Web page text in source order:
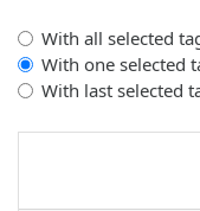
With all selected
With one selected
With last selected